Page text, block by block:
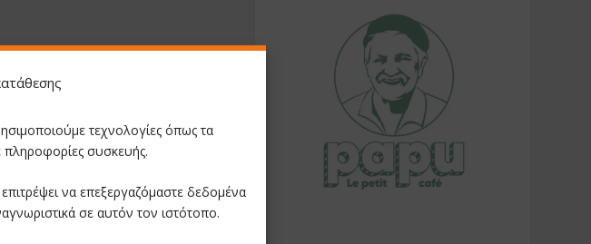
τεχνολογίες όπως τα
συσκευής.
να επεξεργαζόμαστε δεδομένα
σε αυτόν τον ιστότοπο.